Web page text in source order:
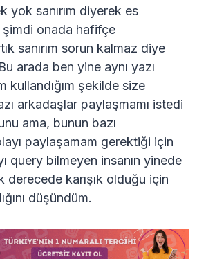
yok sanırım diyerek es
onada hafifçe
sanırım sorun kalmaz diye
arada ben yine aynı yazı
kullandığım şekilde size
arkadaşlar paylaşmamı istedi
ama, bunun bazı
paylaşamam gerektiği için
query bilmeyen insanın yinede
derecede karışık olduğu için
düşündüm.